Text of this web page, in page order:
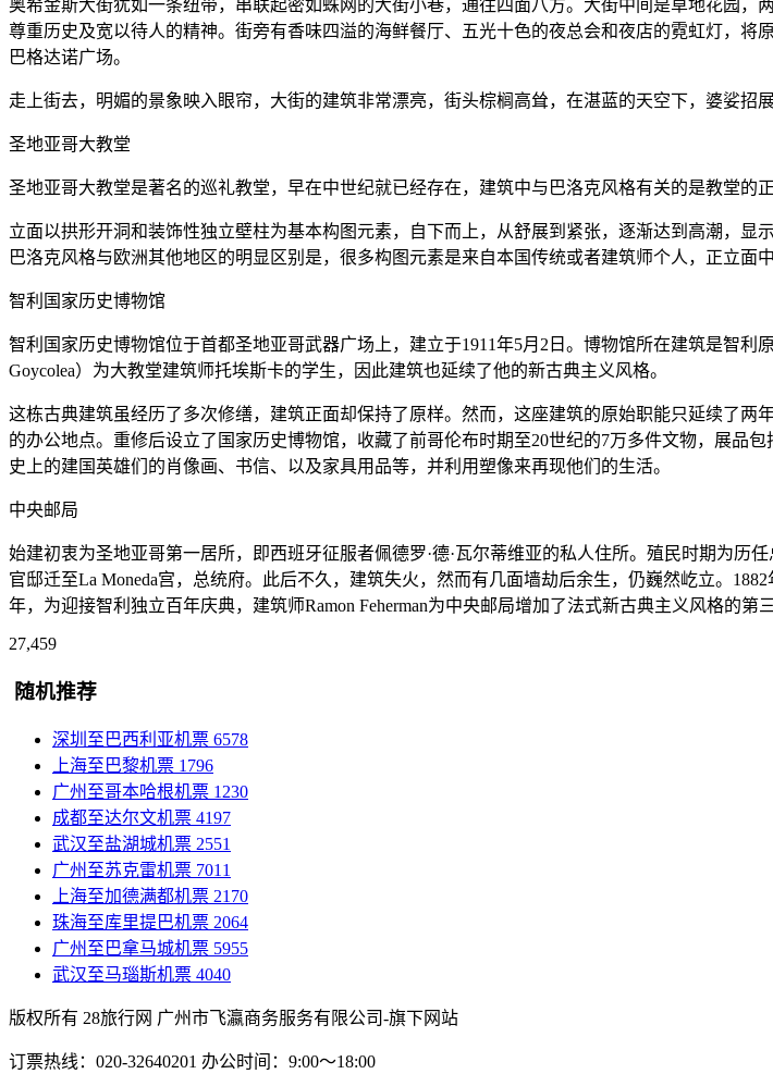
奥希金斯大街犹如一条纽带，串联起密如蛛网的大街小巷，通往四面八方。大街中间是草地花园
尊重历史及宽以待人的精神。街旁有香味四溢的海鲜餐厅、五光十色的夜总会和夜店的霓虹灯，
巴格达诺广场。
走上街去，明媚的景象映入眼帘，大街的建筑非常漂亮，街头棕榈高耸，在湛蓝的天空下，婆娑招
圣地亚哥大教堂
圣地亚哥大教堂是著名的巡礼教堂，早在中世纪就已经存在，建筑中与巴洛克风格有关的是教堂的正
立面以拱形开洞和装饰性独立壁柱为基本构图元素，自下而上，从舒展到紧张，逐渐达到高潮，
巴洛克风格与欧洲其他地区的明显区别是，很多构图元素是来自本国传统或者建筑师个人，正立面
智利国家历史博物馆
智利国家历史博物馆位于首都圣地亚哥武器广场上，建立于1911年5月2日。博物馆所在建筑是智利
Goycolea）为大教堂建筑师托埃斯卡的学生，因此建筑也延续了他的新古典主义风格。
这栋古典建筑虽经历了多次修缮，建筑正面却保持了原样。然而，这座建筑的原始职能只延续了两
的办公地点。重修后设立了国家历史博物馆，收藏了前哥伦布时期至20世纪的7万多件文物，展品
史上的建国英雄们的肖像画、书信、以及家具用品等，并利用塑像来再现他们的生活。
中央邮局
始建初衷为圣地亚哥第一居所，即西班牙征服者佩德罗·德·瓦尔蒂维亚的私人住所。殖民时期为历
官邸迁至La Moneda宫，总统府。此后不久，建筑失火，然而有几面墙劫后余生，仍巍然屹立。
年，为迎接智利独立百年庆典，建筑师Ramon Feherman为中央邮局增加了法式新古典主义风格的
27,459
随机推荐
深圳至巴西利亚机票 6578
上海至巴黎机票 1796
广州至哥本哈根机票 1230
成都至达尔文机票 4197
武汉至盐湖城机票 2551
广州至苏克雷机票 7011
上海至加德满都机票 2170
珠海至库里提巴机票 2064
广州至巴拿马城机票 5955
武汉至马瑙斯机票 4040
版权所有 28旅行网 广州市飞瀛商务服务有限公司-旗下网站
订票热线：020-32640201 办公时间：9:00～18:00